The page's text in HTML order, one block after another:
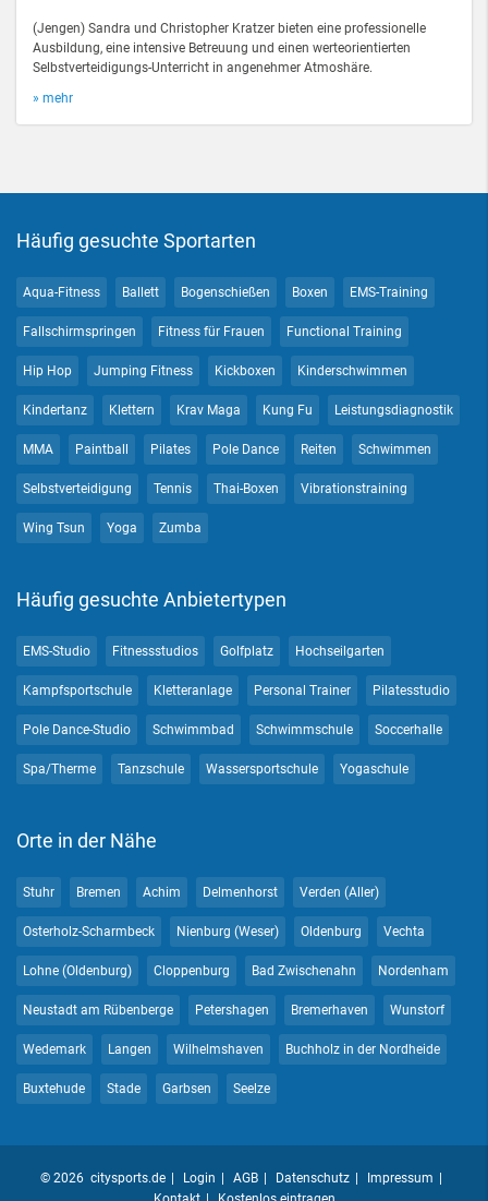
(Jengen) Sandra und Christopher Kratzer bieten eine professionelle
Ausbildung, eine intensive Betreuung und einen werteorientierten
Selbstverteidigungs-Unterricht in angenehmer Atmoshäre.
» mehr
Häufig gesuchte Sportarten
Aqua-Fitness Ballett Bogenschießen Boxen EMS-Training
Fallschirmspringen Fitness für Frauen Functional Training
Hip Hop Jumping Fitness Kickboxen Kinderschwimmen
Kindertanz Klettern Krav Maga Kung Fu Leistungsdiagnostik
MMA Paintball Pilates Pole Dance Reiten Schwimmen
Selbstverteidigung Tennis Thai-Boxen Vibrationstraining
Wing Tsun Yoga Zumba
Häufig gesuchte Anbietertypen
EMS-Studio Fitnessstudios Golfplatz Hochseilgarten
Kampfsportschule Kletteranlage Personal Trainer Pilatesstudio
Pole Dance-Studio Schwimmbad Schwimmschule Soccerhalle
Spa/Therme Tanzschule Wassersportschule Yogaschule
Orte in der Nähe
Stuhr Bremen Achim Delmenhorst Verden (Aller)
Osterholz-Scharmbeck Nienburg (Weser) Oldenburg Vechta
Lohne (Oldenburg) Cloppenburg Bad Zwischenahn Nordenham
Neustadt am Rübenberge Petershagen Bremerhaven Wunstorf
Wedemark Langen Wilhelmshaven Buchholz in der Nordheide
Buxtehude Stade Garbsen Seelze
© 2026 citysports.de Login AGB Datenschutz
Impressum